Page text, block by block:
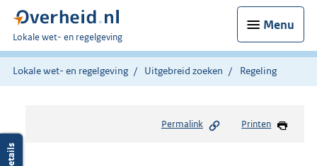
Menu
U
bent
hier:
Lokale wet- en regelgeving
Lokale wet- en regelgeving Uitgebreid zoeken Regeling
Permalink Printen